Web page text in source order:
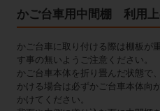
かご台車用中間棚 利用
かご台車に取り付ける際は棚板が
す事の無いようご注意ください。
かご台車本体を折り畳んだ状態で
かける場合は必ずかご台車本体向
かけてください。